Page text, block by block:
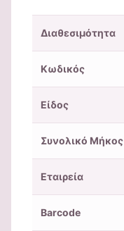
Διαθεσιμότητα
Κωδικός
Είδος
Συνολικό Μήκος
Εταιρεία
Barcode